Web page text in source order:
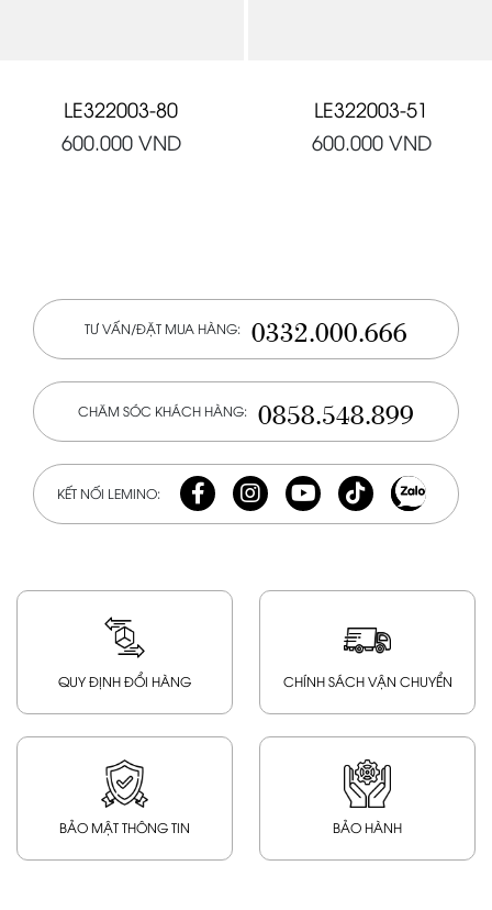
LE322003-80
600.000VND
LE322003-51
600.000VND
TƯ VẤN/ĐẶT MUA HÀNG: 0332.000.666
CHĂM SÓC KHÁCH HÀNG: 0858.548.899
KẾT NỐI LEMINO:
QUY ĐỊNH ĐỔI HÀNG CHÍNH SÁCH VẬN CHUYỂN
BẢO MẬT THÔNG TIN BẢO HÀNH